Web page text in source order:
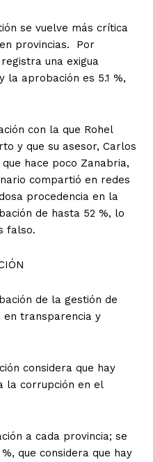
se vuelve más crítica
provincias. Por
una exigua
la aprobación es 5.1 %,
con la que Rohel
y que su asesor, Carlos
hace poco Zanabria,
compartió en redes
procedencia en la
de hasta 52 %, lo
falso.
de la gestión de
en transparencia y
considera que hay
la corrupción en el
a cada provincia; se
que considera que hay